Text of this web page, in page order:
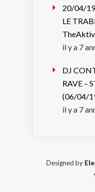
20/04/19
LE
il y a 7
DJ
RAVE –
(06/04/
il y a 7
Designed by